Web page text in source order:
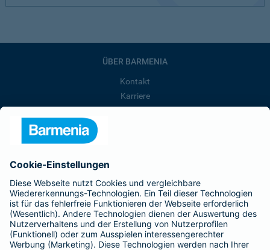
ÜBER BARMENIA
Kontakt
Karriere
Barmenia ist Teil der BarmeniaGothaer
BELIEBTE SEITEN
Kranken-Zusatzversicherung
Tierversicherungen
Haftpflichtversicherung